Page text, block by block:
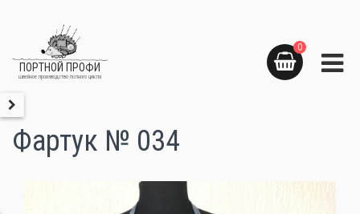
ПОРТНОЙ ПРОФИ
швейное производство полного цикла
0
Фартук № 034